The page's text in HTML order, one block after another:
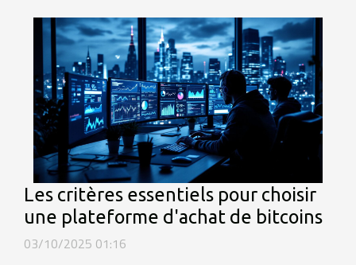
Les critères essentiels pour choisir
une plateforme d'achat de bitcoins
03/10/2025 01:16